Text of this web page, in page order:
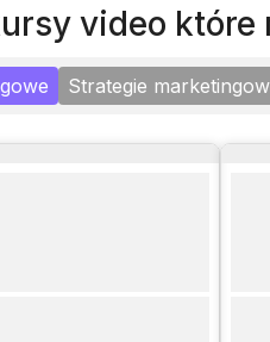
w tym
przeładowaniu
wyjątków oraz
końcowym jest
kariery
video
Strategie